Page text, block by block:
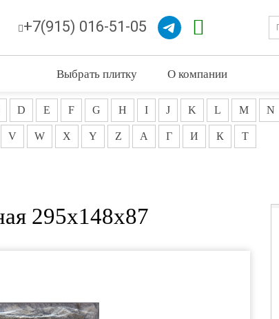
+7(915) 016-51-05
Выбрать плитку О компании
D E F G H I J K L M N
V W X Y Z А Г И К Т
295x148х87